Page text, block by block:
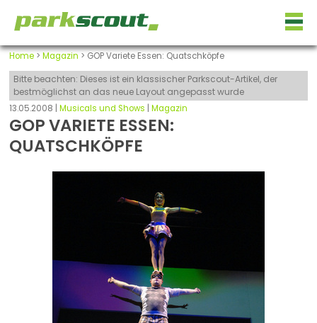
Home> Magazin > GOP Variete Essen: Quatschköpfe
Bitte beachten: Dieses ist ein klassischer Parkscout-Artikel, der
bestmöglichst an das neue Layout angepasst wurde
13.05.2008 | Musicals und Shows Magazin
GOP VARIETE ESSEN:
QUATSCHKÖPFE